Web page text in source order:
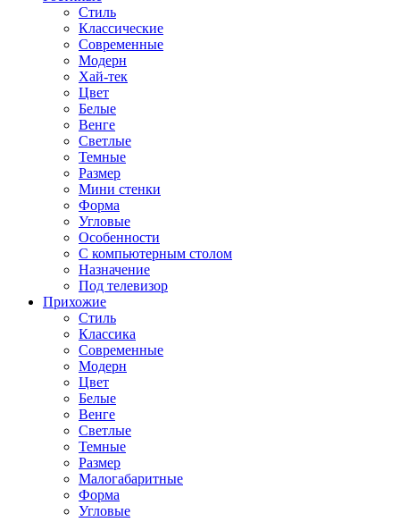
Стиль
Классические
Современные
Модерн
Хай-тек
Цвет
Белые
Венге
Светлые
Темные
Размер
Мини стенки
Форма
Угловые
Особенности
С компьютерным столом
Назначение
Под телевизор
Прихожие
Стиль
Классика
Современные
Модерн
Цвет
Белые
Венге
Светлые
Темные
Размер
Малогабаритные
Форма
Угловые